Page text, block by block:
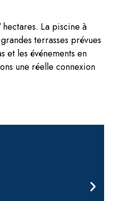
La piscine à
terrasses prévues
et les événements en
une réelle connexion